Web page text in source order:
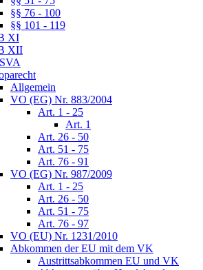
§§ 76 - 100
§§ 101 - 119
XI
XII
Allgemein
VO (EG) Nr. 883/2004
Art. 1 - 25
Art. 1
Art. 26 - 50
Art. 51 - 75
Art. 76 - 91
VO (EG) Nr. 987/2009
Art. 1 - 25
Art. 26 - 50
Art. 51 - 75
Art. 76 - 97
VO (EU) Nr. 1231/2010
Abkommen der EU mit dem VK
Austrittsabkommen EU und VK